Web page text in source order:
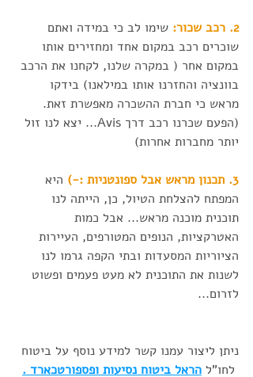
2. רכב שכור:
שימו לב כי במידה ואתם
שוכרים רכב במקום אחד ומחזירים אותו
במקום אחר ( במקרה שלנו, לקחנו את הרכב
בוונציה והחזרנו אותו במילאנו) בידקו
מראש כי חברת ההשכרה מאפשרת זאת.
(הפעם שכרנו רכב דרך Avis... יצא לנו זול
יותר מחברות אחרות)
3. תכנון מראש אבל ספונטניות :-)
היא
המפתח להצלחת הטיול, כן, הייתה לנו
תוכנית מוכנה מראש... אבל כמות
האטרקציות, הנופים המטורפים, העיירות
הציוריות המסעדות ובתי הקפה גרמו לנו
לשנות את התוכנית לא מעט פעמים ופשוט
לזרום...
ניתן ליצור עמנו קשר למידע נוסף על ביטוח
לחו"ל הראל ביטוח נסיעות ופספורטכארד .